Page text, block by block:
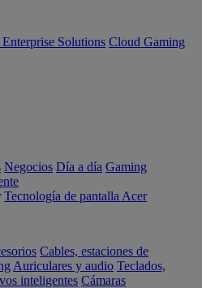
Solutions Cloud Gaming
Negocios Día a día Gaming
Tecnología de pantalla Acer
Cables, estaciones de
Auriculares y audio Teclados,
inteligentes Cámaras